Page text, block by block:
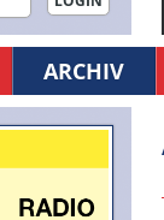
ARCHIV